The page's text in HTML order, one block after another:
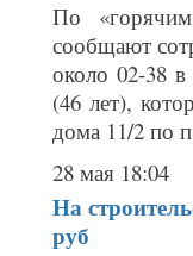
По
сообщают
около 02-38
(46 лет),
дома 11/2 по
28 мая 18:04
На
руб